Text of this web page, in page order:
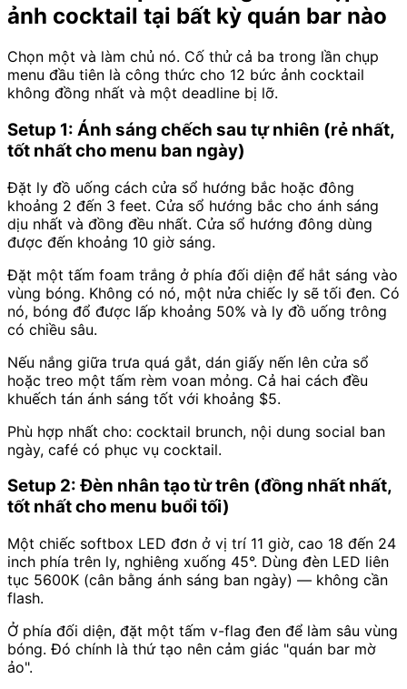
ảnh cocktail tại bất kỳ quán bar nào
Chọn một và làm chủ nó. Cố thử cả ba trong lần chụp
menu đầu tiên là công thức cho 12 bức ảnh cocktail
không đồng nhất và một deadline bị lỡ.
Setup 1: Ánh sáng chếch sau tự nhiên (rẻ nhất,
tốt nhất cho menu ban ngày)
Đặt ly đồ uống cách cửa sổ hướng bắc hoặc đông
khoảng 2 đến 3 feet. Cửa sổ hướng bắc cho ánh sáng
dịu nhất và đồng đều nhất. Cửa sổ hướng đông dùng
được đến khoảng 10 giờ sáng.
Đặt một tấm foam trắng ở phía đối diện để hắt sáng vào
vùng bóng. Không có nó, một nửa chiếc ly sẽ tối đen. Có
nó, bóng đổ được lấp khoảng 50% và ly đồ uống trông
có chiều sâu.
Nếu nắng giữa trưa quá gắt, dán giấy nến lên cửa sổ
hoặc treo một tấm rèm voan mỏng. Cả hai cách đều
khuếch tán ánh sáng tốt với khoảng $5.
Phù hợp nhất cho: cocktail brunch, nội dung social ban
ngày, café có phục vụ cocktail.
Setup 2: Đèn nhân tạo từ trên (đồng nhất nhất,
tốt nhất cho menu buổi tối)
Một chiếc softbox LED đơn ở vị trí 11 giờ, cao 18 đến 24
inch phía trên ly, nghiêng xuống 45°. Dùng đèn LED liên
tục 5600K (cân bằng ánh sáng ban ngày) — không cần
flash.
Ở phía đối diện, đặt một tấm v-flag đen để làm sâu vùng
bóng. Đó chính là thứ tạo nên cảm giác "quán bar mờ
ảo".